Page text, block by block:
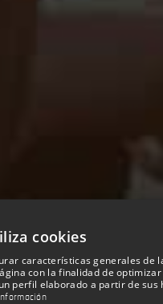
cookies
características generales de
con la finalidad de
perfil elaborado a partir de sus